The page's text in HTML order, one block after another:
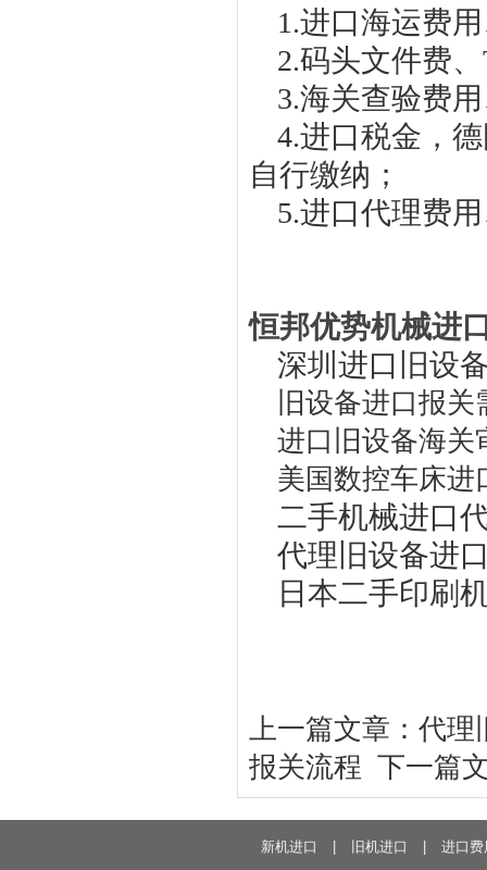
1.进口海运费
2.码头文件费
3.海关查验费
4.进口税金，
自行缴纳；
5.进口代理费
恒邦优势机械进
深圳进口旧设
旧设备进口报
进口旧设备海关
美国数控车床进
二手机械进口
代理旧设备进
日本二手印刷
上一篇文章： 代理
报关流程 下一篇
新机进口 旧机进口
进口费